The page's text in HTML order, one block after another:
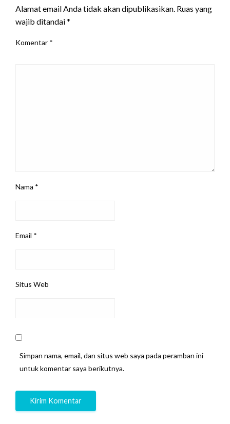
Alamat email Anda tidak akan dipublikasikan. Ruas yang
wajib ditandai*
Komentar *
Nama *
Email *
Situs Web
Simpan nama, email, dan situs web saya pada peramban ini
untuk komentar saya berikutnya.